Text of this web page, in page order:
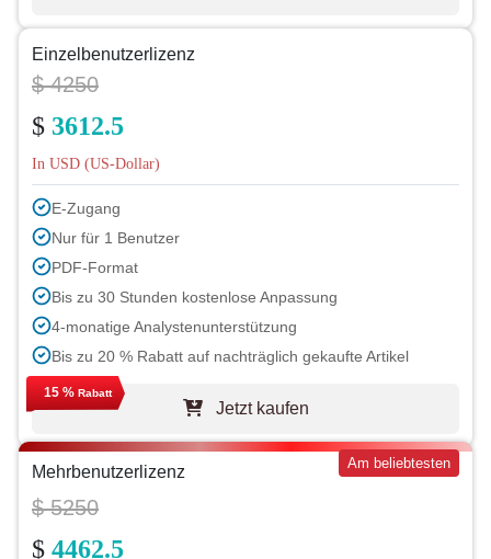
Einzelbenutzerlizenz
$ 4250
$ 3612.5
In USD (US-Dollar)
E-Zugang
Nur für 1 Benutzer
PDF-Format
Bis zu 30 Stunden kostenlose Anpassung
4-monatige Analystenunterstützung
Bis zu 20 % Rabatt auf nachträglich gekaufte Artikel
15 % Rabatt
Jetzt kaufen
Mehrbenutzerlizenz Am beliebtesten
$ 5250
$ 4462.5